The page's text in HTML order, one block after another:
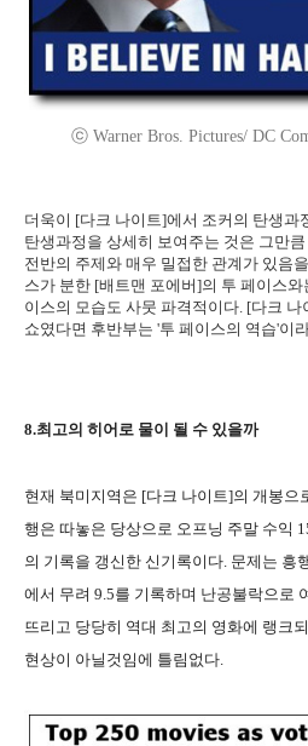
ⓒ Warner Bros. Pictures/ DC
더욱이 [다크 나이트]에서 조커의 탄생과
탄생과정을 상세히 보여주는 것은 그만
전반의 주제와 매우 밀접한 관계가 있음
스가 분한 [배트맨 포에버]의 투 페이스
이스의 모습도 사뭇 파격적이다. [다크
쇼였다면 후반부는 '투 페이스의 역습'이
8.최고의 히어로 물이 될 수 있을까
현재 북미지역은 [다크 나이트]의 개봉으
행은 따놓은 당상으로 오프닝 주말 수익
의 기록을 갱신한 신기록이다. 문제는 흥
에서 무려 9.5를 기록하며 난공불락으로
뜨리고 당당히 역대 최고의 영화에 랭크
현상이 아닐것임에 틀림없다.